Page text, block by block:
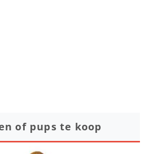
of pups te koop